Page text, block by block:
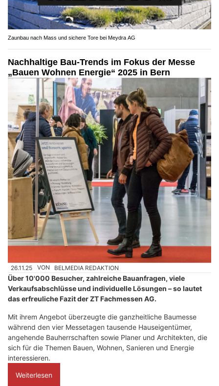
Zaunbau nach Mass und sichere Tore bei Meydra AG
Nachhaltige Bau-Trends im Fokus der Messe
„Bauen Wohnen Energie“ 2025 in Bern
26.11.25 VON BELMEDIA REDAKTION
Über 10'000 Besucher, zahlreiche Bauanfragen, viele
Verkaufsabschlüsse und individuelle Lösungen – so lautet
das erfreuliche Fazit der ZT Fachmessen AG.
Mit ihrem Angebot überzeugte die ganzheitliche Baumesse
während den vier Messetagen tausende Hauseigentümer,
angehende Bauherrschaften sowie Planer und Architekten, die
sich für die Themen Bauen, Wohnen, Sanieren und Energie
interessieren.
Weiterlesen